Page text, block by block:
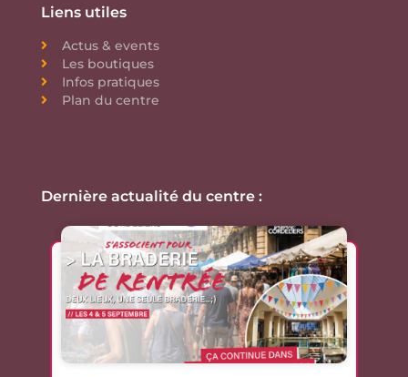
Liens utiles
Actus & events
Les boutiques
Infos pratiques
Plan du centre
Dernière actualité du centre :